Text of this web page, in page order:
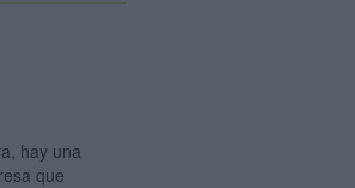
hay una
que